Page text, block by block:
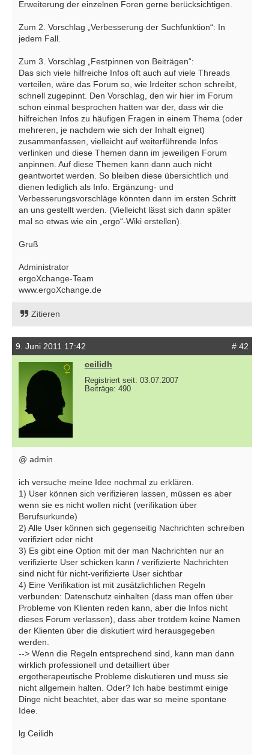
Erweiterung der einzelnen Foren gerne berücksichtigen.
Zum 2. Vorschlag „Verbesserung der Suchfunktion“: In
jedem Fall.
Zum 3. Vorschlag „Festpinnen von Beiträgen“:
Das sich viele hilfreiche Infos oft auch auf viele Threads
verteilen, wäre das Forum so, wie Irdeiter schon schreibt,
schnell zugepinnt. Den Vorschlag, den wir hier im Forum
schon einmal besprochen hatten war der, dass wir die
hilfreichen Infos zu häufigen Fragen in einem Thema (oder
mehreren, je nachdem wie sich der Inhalt eignet)
zusammenfassen, vielleicht auf weiterführende Infos
verlinken und diese Themen dann im jeweiligen Forum
anpinnen. Auf diese Themen kann dann auch nicht
geantwortet werden. So bleiben diese übersichtlich und
dienen lediglich als Info. Ergänzung- und
Verbesserungsvorschläge könnten dann im ersten Schritt
an uns gestellt werden. (Vielleicht lässt sich dann später
mal so etwas wie ein „ergo“-Wiki erstellen).
Gruß
Administrator
ergoXchange-Team
www.ergoXchange.de
Zitieren
9. Juni 2011 17:42
# 42
ceilidh
Registriert seit: 03.07.2007
Beiträge: 490
@ admin
ich versuche meine Idee nochmal zu erklären.
1) User können sich verifizieren lassen, müssen es aber
wenn sie es nicht wollen nicht (verifikation über
Berufsurkunde)
2) Alle User können sich gegenseitig Nachrichten schreiben
verifiziert oder nicht
3) Es gibt eine Option mit der man Nachrichten nur an
verifizierte User schicken kann / verifizierte Nachrichten
sind nicht für nicht-verifizierte User sichtbar
4) Eine Verifikation ist mit zusätzlichlichen Regeln
verbunden: Datenschutz einhalten (dass man offen über
Probleme von Klienten reden kann, aber die Infos nicht
dieses Forum verlassen), dass aber trotdem keine Namen
der Klienten über die diskutiert wird herausgegeben
werden.
--> Wenn die Regeln entsprechend sind, kann man dann
wirklich professionell und detailliert über
ergotherapeutische Probleme diskutieren und muss sie
nicht allgemein halten. Oder? Ich habe bestimmt einige
Dinge nicht beachtet, aber das war so meine spontane
Idee.
lg Ceilidh